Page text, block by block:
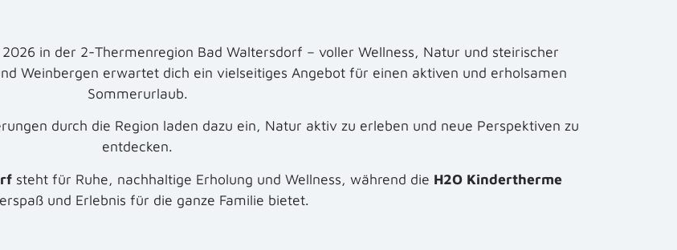
in der 2-Thermenregion Bad Waltersdorf – voller Wellness, Natur und steirischer
Weinbergen erwartet dich ein vielseitiges Angebot für einen aktiven und erholsamen
Sommerurlaub.
durch die Region laden dazu ein, Natur aktiv zu erleben und neue Perspektiven zu
entdecken.
steht für Ruhe, nachhaltige Erholung und Wellness, während die H2O Kindertherme
und Erlebnis für die ganze Familie bietet.